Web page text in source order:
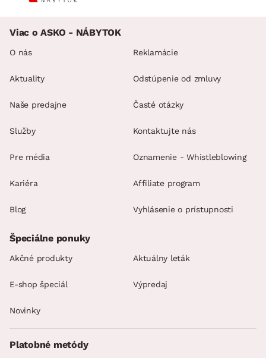
Viac o ASKO - NÁBYTOK
O nás
Aktuality
Naše predajne
Služby
Pre média
Kariéra
Blog
Reklamácie
Odstúpenie od zmluvy
Časté otázky
Kontaktujte nás
Oznamenie - Whistleblowing
Affiliate program
Vyhlásenie o prístupnosti
Špeciálne ponuky
Akčné produkty Aktuálny leták
E-shop špeciál Výpredaj
Novinky
Platobné metódy